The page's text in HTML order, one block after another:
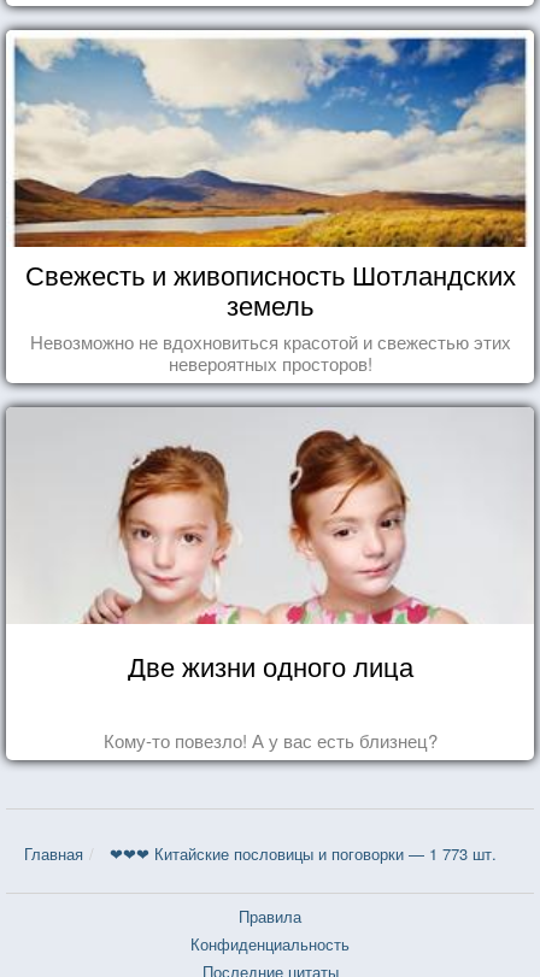
Свежесть и живописность Шотландских
земель
Невозможно не вдохновиться красотой и свежестью этих
невероятных просторов!
Две жизни одного лица
Кому-то повезло! А у вас есть близнец?
Главная ❤❤❤ Китайские пословицы и поговорки — 1 773 шт.
Правила
Конфиденциальность
Последние цитаты